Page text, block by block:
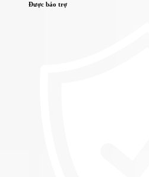
Được bảo trợ